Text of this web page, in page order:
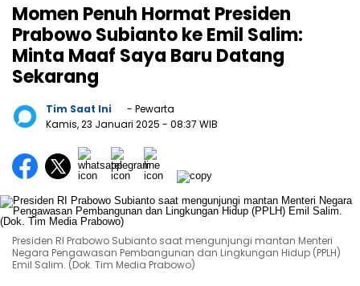
Momen Penuh Hormat Presiden
Prabowo Subianto ke Emil Salim:
Minta Maaf Saya Baru Datang
Sekarang
Tim Saat Ini
- Pewarta
Kamis, 23 Januari 2025 - 08:37 WIB
Presiden RI Prabowo Subianto saat mengunjungi mantan Menteri
Negara Pengawasan Pembangunan dan Lingkungan Hidup (PPLH)
Emil Salim. (Dok. Tim Media Prabowo)